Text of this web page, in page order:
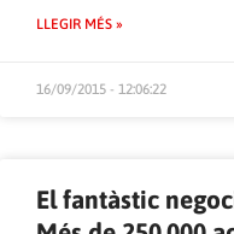
LLEGIR MÉS »
16/09/2015 - 12:06:22
El fantàstic